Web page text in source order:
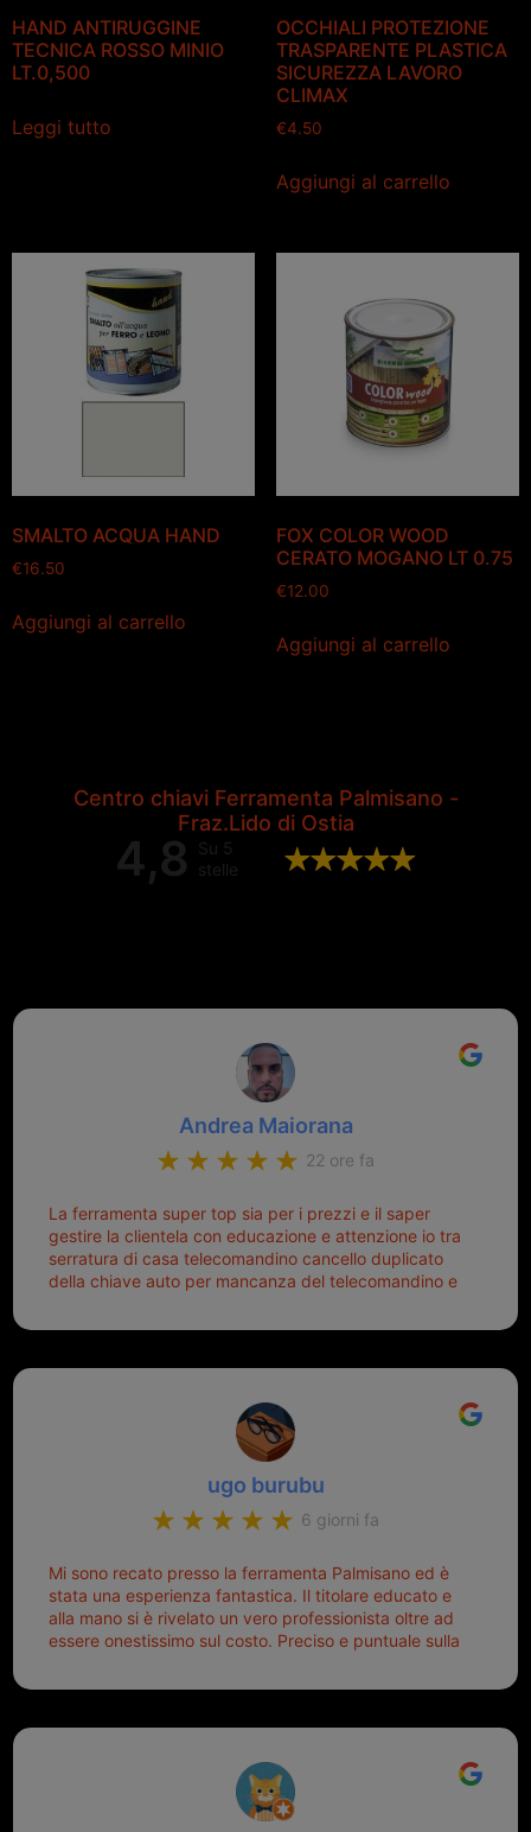
HAND ANTIRUGGINE
TECNICA ROSSO MINIO
LT.0,500
Leggi tutto
OCCHIALI PROTEZIONE
TRASPARENTE PLASTICA
SICUREZZA LAVORO
CLIMAX
€4.50
Aggiungi al carrello
SMALTO ACQUA HAND
€16.50
Aggiungi al carrello
FOX COLOR WOOD
CERATO MOGANO LT 0.75
€12.00
Aggiungi al carrello
Centro chiavi Ferramenta Palmisano -
Fraz.Lido di Ostia
4,8
Su 5
stelle
Andrea Maiorana
22 ore fa
La ferramenta super top sia per i prezzi e il saper
gestire la clientela con educazione e attenzione io tra
serratura di casa telecomandino cancello duplicato
della chiave auto per mancanza del telecomandino e
meglio ferramenta de ostia e poi il prorietario il signor
ugo burubu
6 giorni fa
Mi sono recato presso la ferramenta Palmisano ed è
stata una esperienza fantastica. Il titolare educato e
alla mano si è rivelato un vero professionista oltre ad
essere onestissimo sul costo. Preciso e puntuale sulla